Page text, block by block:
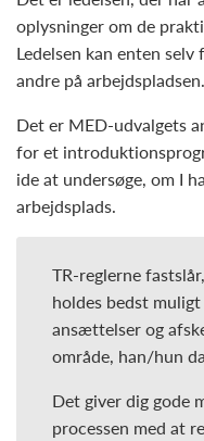
oplysninger om de
Ledelsen kan enten
andre på arbejdspladsen.
Det er MED-udvalgets
for et
ide at undersøge, om I
arbejdsplads.
TR-reglerne
holdes bedst
ansættelser og
område, han/hun
Det giver dig gode
processen med at